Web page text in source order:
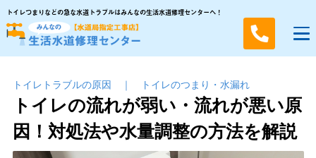
トイレつまりなどの急な水道トラブルはみんなの生活水道修理センターへ！
トイレトラブルの原因 ｜ トイレのつまり・⽔漏れ
トイレの流れが弱い・流れが悪い原
因！対処法や水量調整の方法を解説